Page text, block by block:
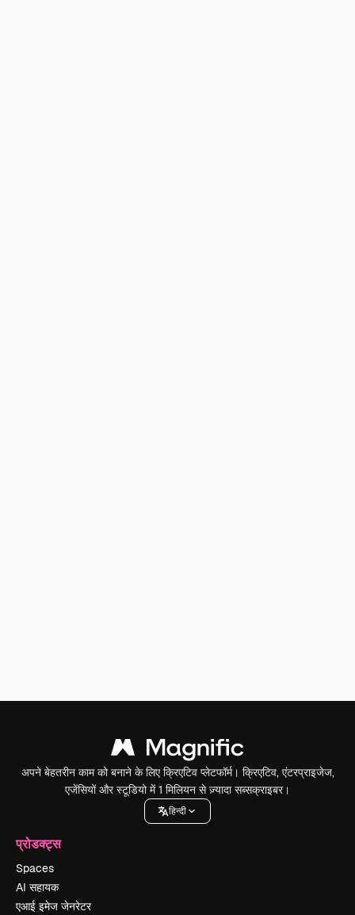
अपने बेहतरीन काम को बनाने के लिए क्रिएटिव प्लेटफॉर्म। क्रिएटिव, एंटरप्राइजेज,
एजेंसियों और स्टूडियो में 1 मिलियन से ज़्यादा सब्सक्राइबर।
हिन्दी
प्रोडक्ट्स
Spaces
AI सहायक
एआई इमेज जेनरेटर